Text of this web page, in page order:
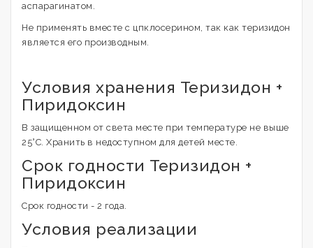
aспарагинатом.
Не применять вместе с цпклосерином, так как теризидон
является его производным.
Условия хранения Теризидон +
Пиридоксин
В защищенном от света месте при температуре не выше
25°С. Хранить в недоступном для детей месте.
Срок годности Теризидон +
Пиридоксин
Срок годности - 2 года.
Условия реализации